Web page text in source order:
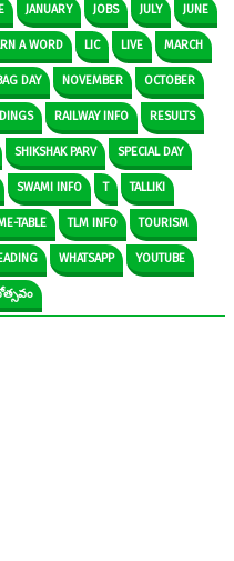
JANUARY JOBS JULY JUNE
A WORD LIC LIVE MARCH
DAY NOVEMBER OCTOBER
RAILWAY INFO RESULTS
SHIKSHAK PARV SPECIAL DAY
SWAMI INFO T TALLIKI
TABLE TLM INFO TOURISM
WHATSAPP YOUTUBE